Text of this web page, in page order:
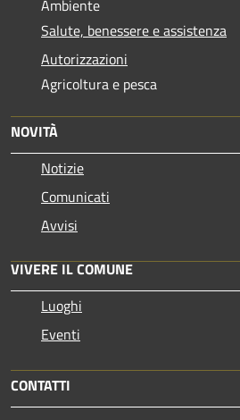
Ambiente
Salute, benessere e assistenza
Autorizzazioni
Agricoltura e pesca
NOVITÀ
Notizie
Comunicati
Avvisi
VIVERE IL COMUNE
Luoghi
Eventi
CONTATTI